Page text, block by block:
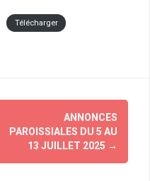
Télécharger
ANNONCES
PAROISSIALES DU 5 AU
13 JUILLET 2025 →